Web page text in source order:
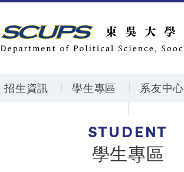
招生資訊 學生專區 系友中心
STUDENT
學生專區